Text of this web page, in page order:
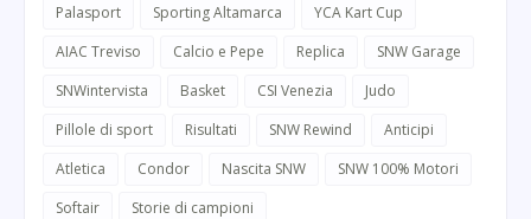
Palasport
Sporting Altamarca
YCA Kart Cup
AIAC Treviso
Calcio e Pepe Replica
SNW Garage
SNWintervista
Basket CSI Venezia
Judo
Pillole di sport
Risultati SNW Rewind
Anticipi
Atletica
Condor Nascita SNW
SNW 100% Motori
Softair
Storie di campioni